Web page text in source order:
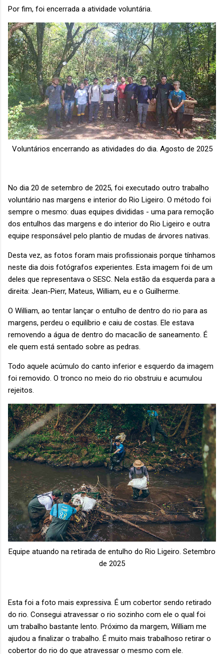
Por fim, foi encerrada a atividade voluntária.
Voluntários encerrando as atividades do dia. Agosto de 2025
No dia 20 de setembro de 2025, foi executado outro trabalho
voluntário nas margens e interior do Rio Ligeiro. O método foi
sempre o mesmo: duas equipes divididas - uma para remoção
dos entulhos das margens e do interior do Rio Ligeiro e outra
equipe responsável pelo plantio de mudas de árvores nativas.
Desta vez, as fotos foram mais profissionais porque tínhamos
neste dia dois fotógrafos experientes. Esta imagem foi de um
deles que representava o SESC. Nela estão da esquerda para a
direita: Jean-Pierr, Mateus, William, eu e o Guilherme.
O William, ao tentar lançar o entulho de dentro do rio para as
margens, perdeu o equilíbrio e caiu de costas. Ele estava
removendo a água de dentro do macacão de saneamento. É
ele quem está sentado sobre as pedras.
Todo aquele acúmulo do canto inferior e esquerdo da imagem
foi removido. O tronco no meio do rio obstruiu e acumulou
rejeitos.
Equipe atuando na retirada de entulho do Rio Ligeiro. Setembro
de 2025
Esta foi a foto mais expressiva. É um cobertor sendo retirado
do rio. Consegui atravessar o rio sozinho com ele o qual foi
um trabalho bastante lento. Próximo da margem, William me
ajudou a finalizar o trabalho. É muito mais trabalhoso retirar o
cobertor do rio do que atravessar o mesmo com ele.